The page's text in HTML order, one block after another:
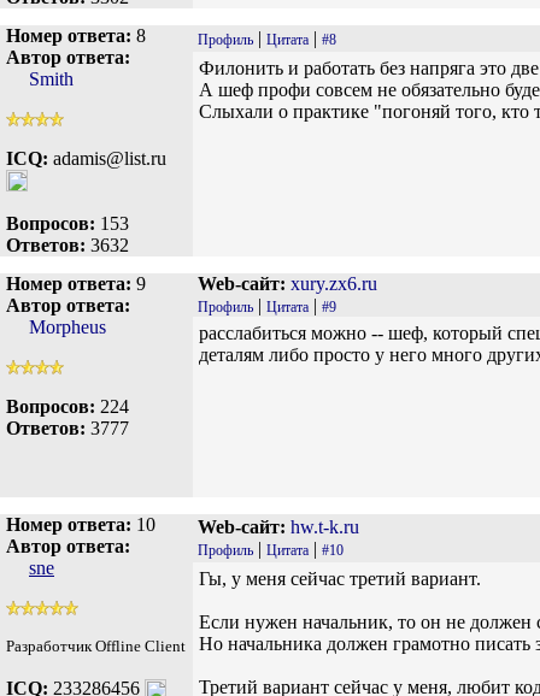
Номер ответа: 8
Автор ответа:
Smith
ICQ: adamis@list.ru
Вопросов: 153
Ответов: 3632
Профиль | Цитата | #8
Филонить и работать без напряга это
А шеф профи совсем не обязательно
Слыхали о практике "погоняй того, кто
Номер ответа: 9
Автор ответа:
Morpheus
Вопросов: 224
Ответов: 3777
Web-сайт: xury.zx6.ru
Профиль | Цитата | #9
расслабиться можно -- шеф, который
деталям либо просто у него много
Номер ответа: 10
Автор ответа:
sne
Разработчик Offline Client
ICQ: 233286456
Web-сайт: hw.t-k.ru
Профиль | Цитата | #10
Гы, у меня сейчас третий вариант.
Если нужен начальник, то он не должен
Но начальника должен грамотно
Третий вариант сейчас у меня, любит